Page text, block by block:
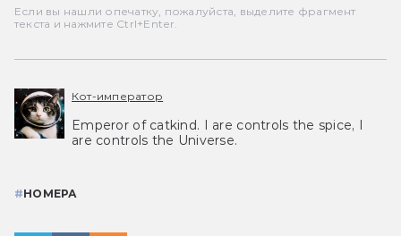
Если вы нашли опечатку, пожалуйста, выделите фрагмент
текста и нажмите Ctrl+Enter.
Кот-император
Emperor of catkind. I are controls the spice, I
are controls the Universe.
#НОМЕРА